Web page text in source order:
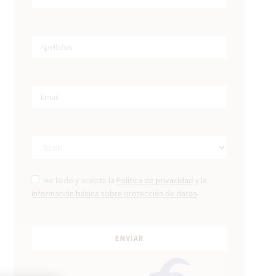
He leido y acepto la Política de privacidad y la
información básica sobre protección de datos